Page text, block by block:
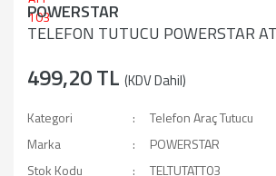
POWERSTAR
TELEFON TUTUCU POWERSTAR
499,20 TL (KDV Dahil)
Kategori
Telefon Araç Tutucu
Marka
POWERSTAR
Stok Kodu
TELTUTATT03